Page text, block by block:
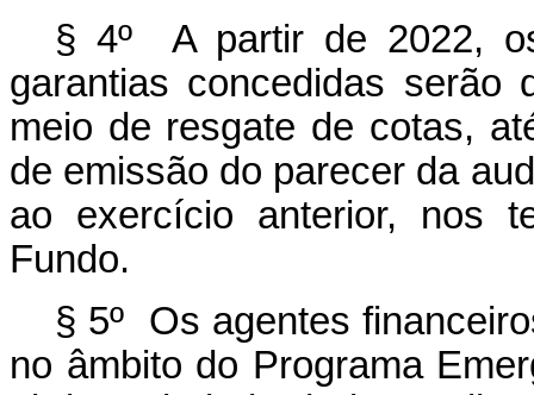
§ 4º A partir de 2022,
garantias concedidas serão
meio de resgate de cotas,
de emissão do parecer da
ao exercício anterior, nos
Fundo.
§ 5º Os agentes
no âmbito do Programa